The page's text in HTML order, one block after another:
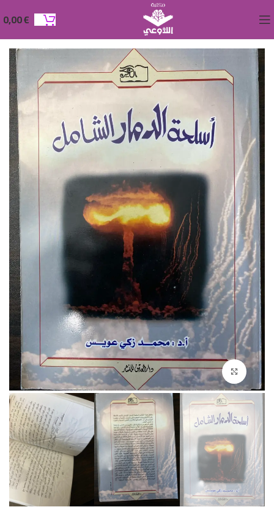
0,00€
Click to enlarge